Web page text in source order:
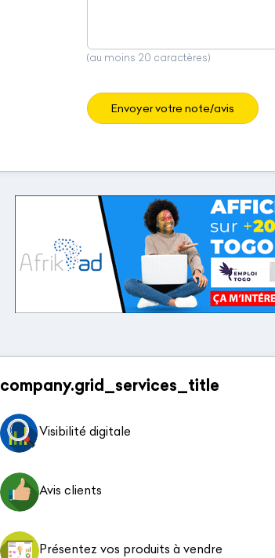
(au moins 20 caractères)
Envoyer votre note/avis
company.grid_services_title
Visibilité digitale
Avis clients
Présentez vos produits à vendre